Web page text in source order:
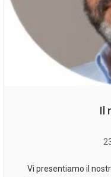
Il
Vi presentiamo il